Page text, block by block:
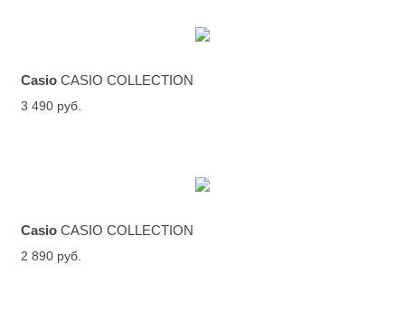
Casio CASIO COLLECTION
3 490 руб.
Casio CASIO COLLECTION
2 890 руб.